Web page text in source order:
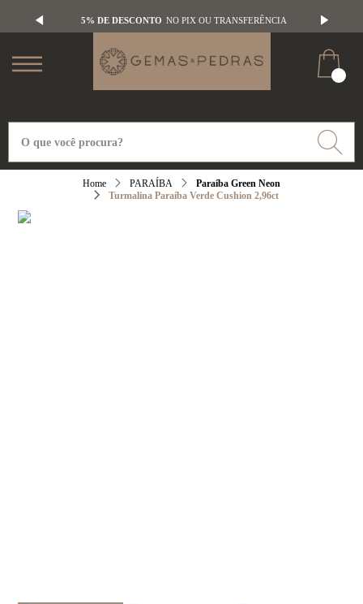
5% DE DESCONTO NO PIX OU TRANSFERÊNCIA
PARAÍBA
Paraíba Green Neon
Turmalina Paraíba Verde Cushion 2,96ct